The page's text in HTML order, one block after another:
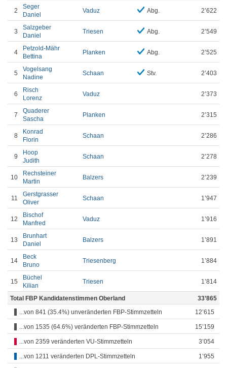
2
Seger
Daniel
Vaduz Abg. 2’622
3
Salzgeber
Daniel
Triesen Abg. 2’549
4
Petzold-Mähr
Bettina
Planken Abg. 2’525
5
Vogelsang
Nadine
Schaan Stv. 2’403
6
Risch
Lorenz
Vaduz 2’373
7
Quaderer
Sascha
Planken 2’315
8
Konrad
Florin
Schaan 2’286
9
Hoop
Judith
Schaan 2’278
10
Rechsteiner
Martin
Balzers 2’239
11
Gerstgrasser
Oliver
Schaan 1’947
12
Bischof
Manfred
Vaduz 1’916
13
Brunhart
Daniel
Balzers 1’891
14
Beck
Bruno
Triesenberg 1’884
15
Büchel
Kilian
Triesen 1’814
Total FBP Kandidatenstimmen Oberland
33’865
...von 841 (35.4%) unveränderten FBP-Stimmzetteln
12’615
...von 1535 (64.6%) veränderten FBP-Stimmzetteln 15’159
...von 2359 veränderten VU-Stimmzetteln 3’054
...von 1211 veränderten DPL-Stimmzetteln 1’955